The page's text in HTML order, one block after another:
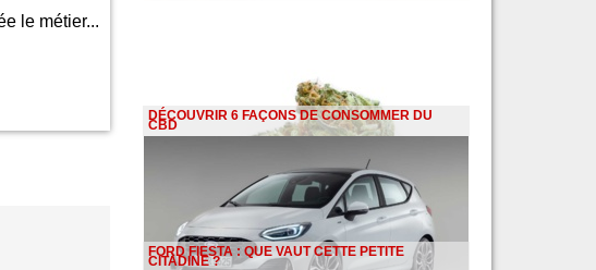
le métier...
DÉCOUVRIR 6 FAÇONS DE CONSOMMER DU
CBD
FORD FIESTA : QUE VAUT CETTE PETITE
CITADINE ?